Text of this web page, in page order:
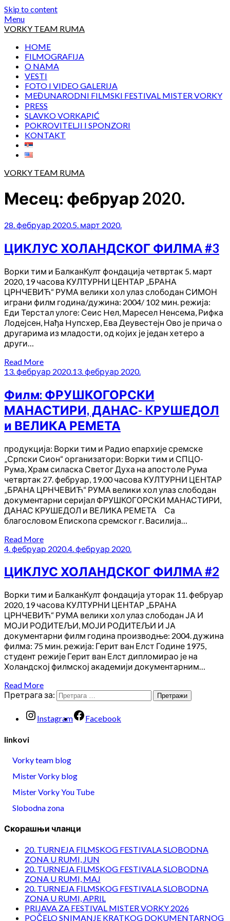
Skip to content
Menu
VORKY TEAM RUMA
HOME
FILMOGRAFIJA
O NAMA
VESTI
FOTO I VIDEO GALERIJA
MEĐUNARODNI FILMSKI FESTIVAL MISTER VORKY
PRESS
SLAVKO VORKAPIĆ
POKROVITELJI I SPONZORI
KONTAKT
VORKY TEAM RUMA
Месец: фебруар 2020.
28. фебруар 2020.5. март 2020.
ЦИКЛУС ХОЛАНДСКОГ ФИЛМA #3
Ворки тим и БалканКулт фондација четвртак 5. март
2020, 19 часова КУЛТУРНИ ЦЕНТАР „БРАНА
ЦРНЧЕВИЋ“ РУМА велики хол улаз слободан СИМОН
играни филм година/дужина: 2004/ 102 мин. режија:
Еди Терстал улоге: Сеис Hел, Маресел Hенсема, Рифка
Лодејсен, Нађа Hупсхер, Ева Деувестејн Ово је прича о
другарима из младости, од којих је један хетеро а
други…
Read More
13. фебруар 2020.13. фебруар 2020.
Филм: ФРУШКОГОРСКИ
МАНАСТИРИ, ДАНАС- KРУШЕДОЛ
и ВЕЛИКА РЕМЕТА
продукција: Ворки тим и Радио епархије сремске
„Српски Сион“ организатори: Ворки тим и СПЦО-
Рума, Храм силаска Светог Духа на апостоле Рума
четвртак 27. фебруар, 19.00 часова КУЛТУРНИ ЦЕНТАР
„БРАНА ЦРНЧЕВИЋ“ РУМА велики хол улаз слободан
документарни серијал ФРУШКОГОРСКИ МАНАСТИРИ,
ДАНАС КРУШЕДОЛ и ВЕЛИКА РЕМЕТА Са
благословом Епископа сремског г. Василија…
Read More
4. фебруар 2020.4. фебруар 2020.
ЦИКЛУС ХОЛАНДСКОГ ФИЛМA #2
Ворки тим и БалканКулт фондација уторак 11. фебруар
2020, 19 часова КУЛТУРНИ ЦЕНТАР „БРАНА
ЦРНЧЕВИЋ“ РУМА велики хол улаз слободан ЈА И
МОЈИ РОДИТЕЉИ, МОЈИ РОДИТЕЉИ И ЈА
документарни филм година производње: 2004. дужина
филма: 75 мин. режија: Герит ван Елст Године 1975,
студент режије Герит ван Елст дипломирао је на
Холандској филмској академији документарним…
Read More
Претрага за:
Instagram Facebook
linkovi
Vorky team blog
Mister Vorky blog
Mister Vorky You Tube
Slobodna zona
Скорашњи чланци
20. TURNEJA FILMSKOG FESTIVALA SLOBODNA
ZONA U RUMI, JUN
20. TURNEJA FILMSKOG FESTIVALA SLOBODNA
ZONA U RUMI, MAJ
20. TURNEJA FILMSKOG FESTIVALA SLOBODNA
ZONA U RUMI, APRIL
PRIJAVA ZA FESTIVAL MISTER VORKY 2026
POČELO SNIMANJE KRATKOG DOKUMENTARNOG